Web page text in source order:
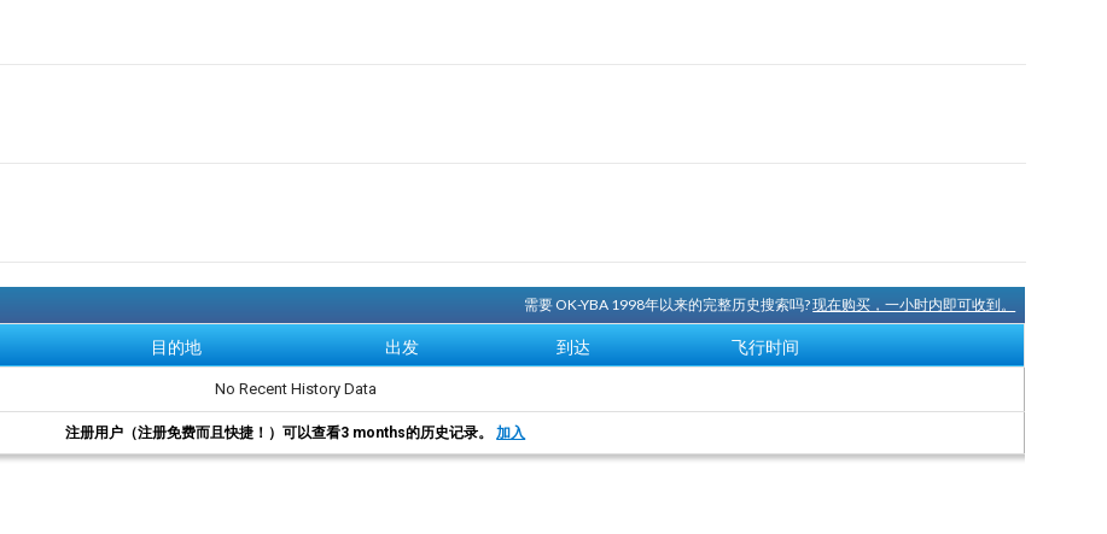
需要 OK-YBA 1998年以来的完整历史搜索吗?现在购买，一小时内即可收到。
目的地 出发 到达 飞行时间
No Recent History Data
注册用户（注册免费而且快捷！）可以查看3 months的历史记录。加入